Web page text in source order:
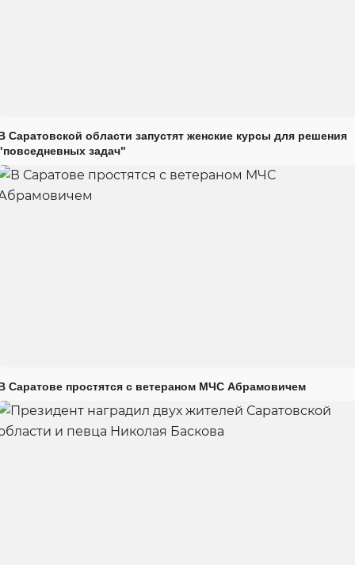
Саратовской области запустят женские курсы для решения
задач"
Саратове простятся с ветераном МЧС Абрамовичем